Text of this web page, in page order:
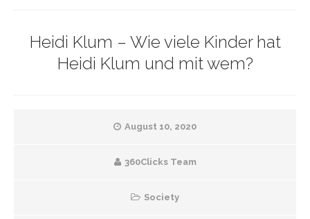
Heidi Klum – Wie viele Kinder hat
Heidi Klum und mit wem?
August 10, 2020
360Clicks Team
Society